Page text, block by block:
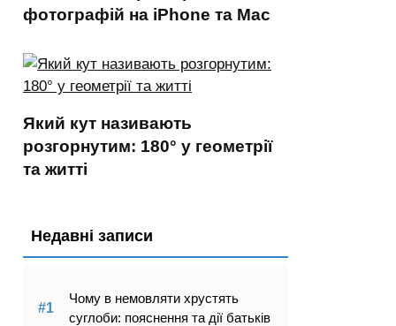
фотографій на iPhone та Mac
Який кут називають
розгорнутим: 180° у геометрії
та житті
Недавні записи
Чому в немовляти хрустять
суглоби: пояснення та дії батьків